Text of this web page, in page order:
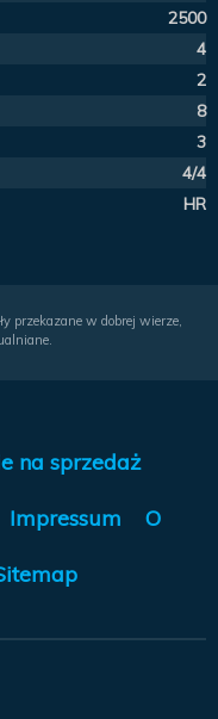
2500
4
2
8
3
4/4
HR
przekazane w dobrej wierze,
na sprzedaż
Impressum O